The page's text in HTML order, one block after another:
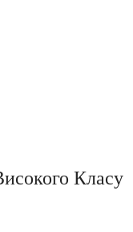
Класу